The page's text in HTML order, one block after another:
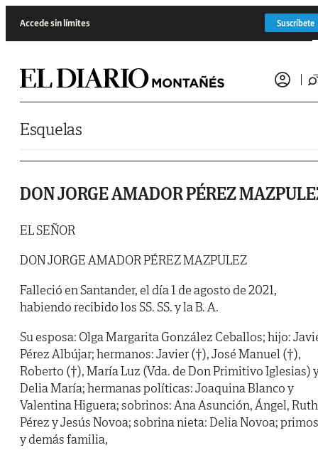
Accede sin límites Suscríbete
Esquelas
DON JORGE AMADOR PÉREZ
EL SEÑOR
DON JORGE AMADOR PÉREZ MAZPULEZ
Falleció en Santander, el día 1 de agosto de 2021,
habiendo recibido los SS. SS. y la B. A.
Su esposa: Olga Margarita González Ceballos; hijo:
Pérez Albújar; hermanos: Javier (†), José Manuel (†),
Roberto (†), María Luz (Vda. de Don Primitivo Iglesias)
Delia María; hermanas políticas: Joaquina Blanco y
Valentina Higuera; sobrinos: Ana Asunción, Ángel, Ruth
Pérez y Jesús Novoa; sobrina nieta: Delia Novoa; primos
y demás familia,